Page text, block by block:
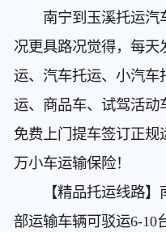
南宁到玉溪托运汽
况更具路况觉得，每天
运、汽车托运、小汽车
运、商品车、试驾活动
免费上门提车签订正规
万小车运输保险！
【精品托运线路】
部运输车辆可驳运6-10